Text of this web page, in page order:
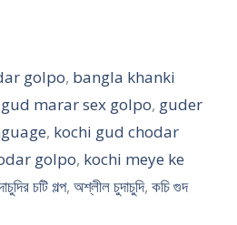
golpo, bangla khanki
gud marar sex golpo, guder
, kochi gud chodar
golpo, kochi meye ke
চটি গল্প, অশ্লীল চুদাচুদি, কচি গুদ